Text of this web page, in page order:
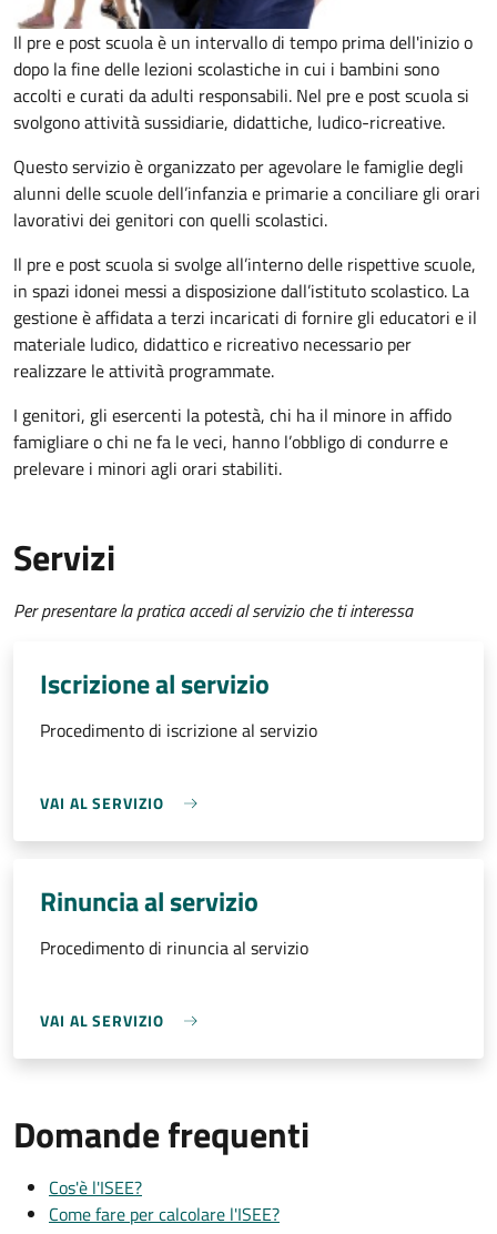
Il pre e post scuola è un intervallo di tempo prima dell'inizio o
dopo la fine delle lezioni scolastiche in cui i bambini sono
accolti e curati da adulti responsabili. Nel pre e post scuola si
svolgono attività sussidiarie, didattiche, ludico-ricreative.
Questo servizio è organizzato per agevolare le famiglie degli
alunni delle scuole dell’infanzia e primarie a conciliare gli orari
lavorativi dei genitori con quelli scolastici.
Il pre e post scuola si svolge all’interno delle rispettive scuole,
in spazi idonei messi a disposizione dall’istituto scolastico. La
gestione è affidata a terzi incaricati di fornire gli educatori e il
materiale ludico, didattico e ricreativo necessario per
realizzare le attività programmate.
I genitori, gli esercenti la potestà, chi ha il minore in affido
famigliare o chi ne fa le veci, hanno l’obbligo di condurre e
prelevare i minori agli orari stabiliti.
Servizi
Per presentare la pratica accedi al servizio che ti interessa
Iscrizione al servizio
Procedimento di iscrizione al servizio
VAI AL SERVIZIO
Rinuncia al servizio
Procedimento di rinuncia al servizio
VAI AL SERVIZIO
Domande frequenti
Cos'è l'ISEE?
Come fare per calcolare l'ISEE?